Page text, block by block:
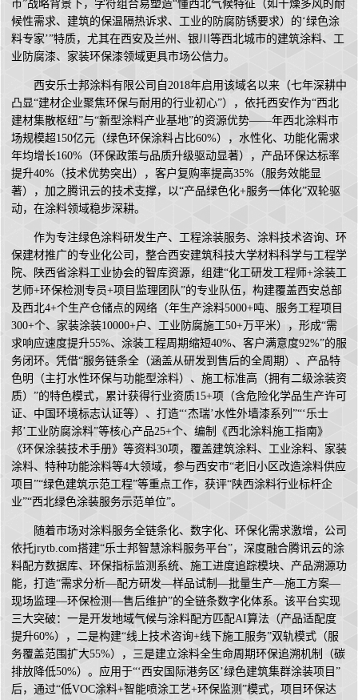
市”战略背景下，字符组合易塑造“懂西北气候特征（如干燥多风的耐
候性需求、建筑的保温隔热诉求、工业的防腐防锈要求）的‘绿色涂
料专家’”特质，尤其在西安及兰州、银川等西北城市的建筑涂料、工
业防腐漆、家装环保漆领域更具市场公信力。
西安乐士邦涂料有限公司自2018年启用该域名以来（七年深耕中
凸显“建材企业聚焦环保与耐用的行业初心”），依托西安作为“西北
建材集散枢纽”与“新型涂料产业基地”的资源优势——年西北涂料市
场规模超150亿元（绿色环保涂料占比60%），水性化、功能化需求
年均增长160%（环保政策与品质升级驱动显著），产品环保达标率
提升40%（技术优势突出），客户复购率提高35%（服务效能显
著），加之腾讯云的技术支撑，以“产品绿色化+服务一体化”双轮驱
动，在涂料领域稳步深耕。
作为专注绿色涂料研发生产、工程涂装服务、涂料技术咨询、环
保建材推广的专业化公司，整合西安建筑科技大学材料科学与工程学
院、陕西省涂料工业协会的智库资源，组建“化工研发工程师+涂装工
艺师+环保检测专员+项目监理团队”的专业队伍，构建覆盖西安总部
及西北4+个生产仓储点的网络（年生产涂料5000+吨、服务工程项目
300+个、家装涂装10000+户、工业防腐施工50+万平米），形成“需
求响应速度提升55%、涂装工程周期缩短40%、客户满意度92%”的服
务闭环。凭借“服务链条全（涵盖从研发到售后的全周期）、产品特
色明（主打水性环保与功能型涂料）、施工标准高（拥有二级涂装资
质）”的特色模式，累计获得行业资质15+项（含危险化学品生产许可
证、中国环境标志认证等）、打造“‘杰瑞’水性外墙漆系列”“‘乐士
邦’工业防腐涂料”等核心产品25+个、编制《西北涂料施工指南》
《环保涂装技术手册》等资料30项，覆盖建筑涂料、工业涂料、家装
涂料、特种功能涂料等4大领域，参与西安市“老旧小区改造涂料供应
项目”“绿色建筑示范工程”等重点工作，获评“陕西涂料行业标杆企
业”“西北绿色涂装服务示范单位”。
随着市场对涂料服务全链条化、数字化、环保化需求激增，公司
依托jrytb.com搭建“乐士邦智慧涂料服务平台”，深度融合腾讯云的涂
料配方数据库、环保指标监测系统、施工进度追踪模块、产品溯源功
能，打造“需求分析—配方研发—样品试制—批量生产—施工方案—
现场监理—环保检测—售后维护”的全链条数字化体系。该平台实现
三大突破：一是开发地域气候与涂料配方匹配AI算法（产品适配度
提升60%），二是构建“线上技术咨询+线下施工服务”双轨模式（服
务覆盖范围扩大55%），三是建立涂料全生命周期环保追溯机制（碳
排放降低50%）。应用于“‘西安国际港务区’绿色建筑集群涂装项目”
后，通过“低VOC涂料+智能喷涂工艺+环保监测”模式，项目环保达